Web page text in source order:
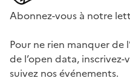
Abonnez-vous à notre
Pour ne rien manquer de
de l’open data,
suivez nos événements.